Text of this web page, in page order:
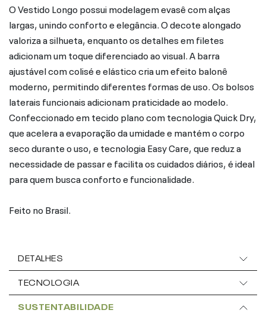
O Vestido Longo possui modelagem evasê com alças
largas, unindo conforto e elegância. O decote alongado
valoriza a silhueta, enquanto os detalhes em filetes
adicionam um toque diferenciado ao visual. A barra
ajustável com colisé e elástico cria um efeito balonê
moderno, permitindo diferentes formas de uso. Os bolsos
laterais funcionais adicionam praticidade ao modelo.
Confeccionado em tecido plano com tecnologia Quick Dry,
que acelera a evaporação da umidade e mantém o corpo
seco durante o uso, e tecnologia Easy Care, que reduz a
necessidade de passar e facilita os cuidados diários, é ideal
para quem busca conforto e funcionalidade.
Feito no Brasil.
DETALHES
TECNOLOGIA
SUSTENTABILIDADE